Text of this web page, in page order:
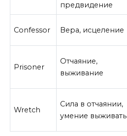
предвидение
Confessor Вера, исцеление
Prisoner
Отчаяние,
выживание
Wretch
Сила в отчаянии,
умение выживать